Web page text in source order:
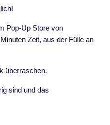
Pop-Up Store von
Zeit, aus der Fülle an
überraschen.
sind und das